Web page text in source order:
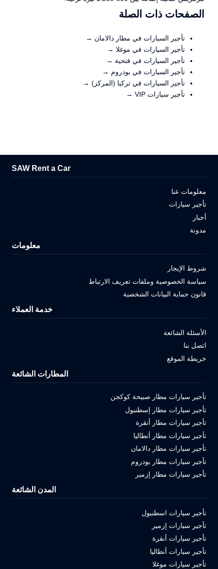
الصفحات ذات الصلة
تأجير السيارات في مطار دالامان →
تأجير السيارات في موغلا →
تأجير السيارات في فتحية →
تأجير السيارات في بودروم →
تأجير السيارات في تركيا (المركز) →
تأجير سيارات VIP →
SAW Rent a Car
معلومات عنا
تأجير سيارات
أخبار
مدونة
معلومات
شروط الإيجار
سياسة الخصوصية وملفات تعريف الارتباط
قانون حماية البيانات الشخصية
خدمة العملاء
الأسئلة الشائعة
اتصل بنا
خريطة الموقع
المطارات الشائعة
تأجير سيارات مطار صبيحة كوكجن
تأجير سيارات مطار إسطنبول
تأجير سيارات مطار أنقرة
تأجير سيارات مطار أنطاليا
تأجير سيارات مطار دالامان
تأجير سيارات مطار بودروم
تأجير سيارات مطار إزمير
المدن الشائعة
تأجير سيارات اسطنبول
تأجير سيارات إزمير
تأجير سيارات أنقرة
تأجير سيارات أنطاليا
تأجير سيارات موغلا